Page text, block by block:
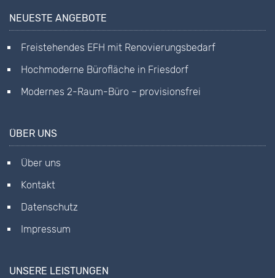
NEUESTE ANGEBOTE
Freistehendes EFH mit Renovierungsbedarf
Hochmoderne Bürofläche in Friesdorf
Modernes 2-Raum-Büro – provisionsfrei
ÜBER UNS
Über uns
Kontakt
Datenschutz
Impressum
UNSERE LEISTUNGEN